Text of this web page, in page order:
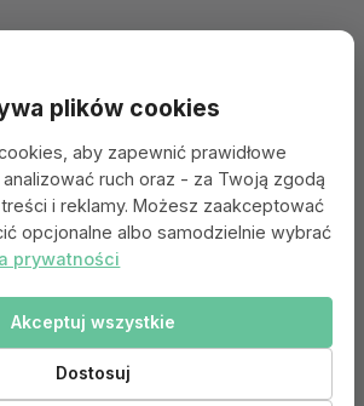
– Film. Nasza wspólna pasja.
plików cookies
aby zapewnić prawidłowe
analizować ruch oraz - za Twoją zgodą
i reklamy. Możesz zaakceptować
opcjonalne albo samodzielnie wybrać
prywatności
Dostosuj
Akceptuj wszystkie